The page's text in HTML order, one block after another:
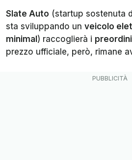
Slate Auto (startup sostenuta
sta sviluppando un veicolo
minimal ) raccoglierà i preordini
prezzo ufficiale, però, rimane